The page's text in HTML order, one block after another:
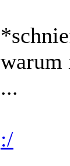
warum
...
:/